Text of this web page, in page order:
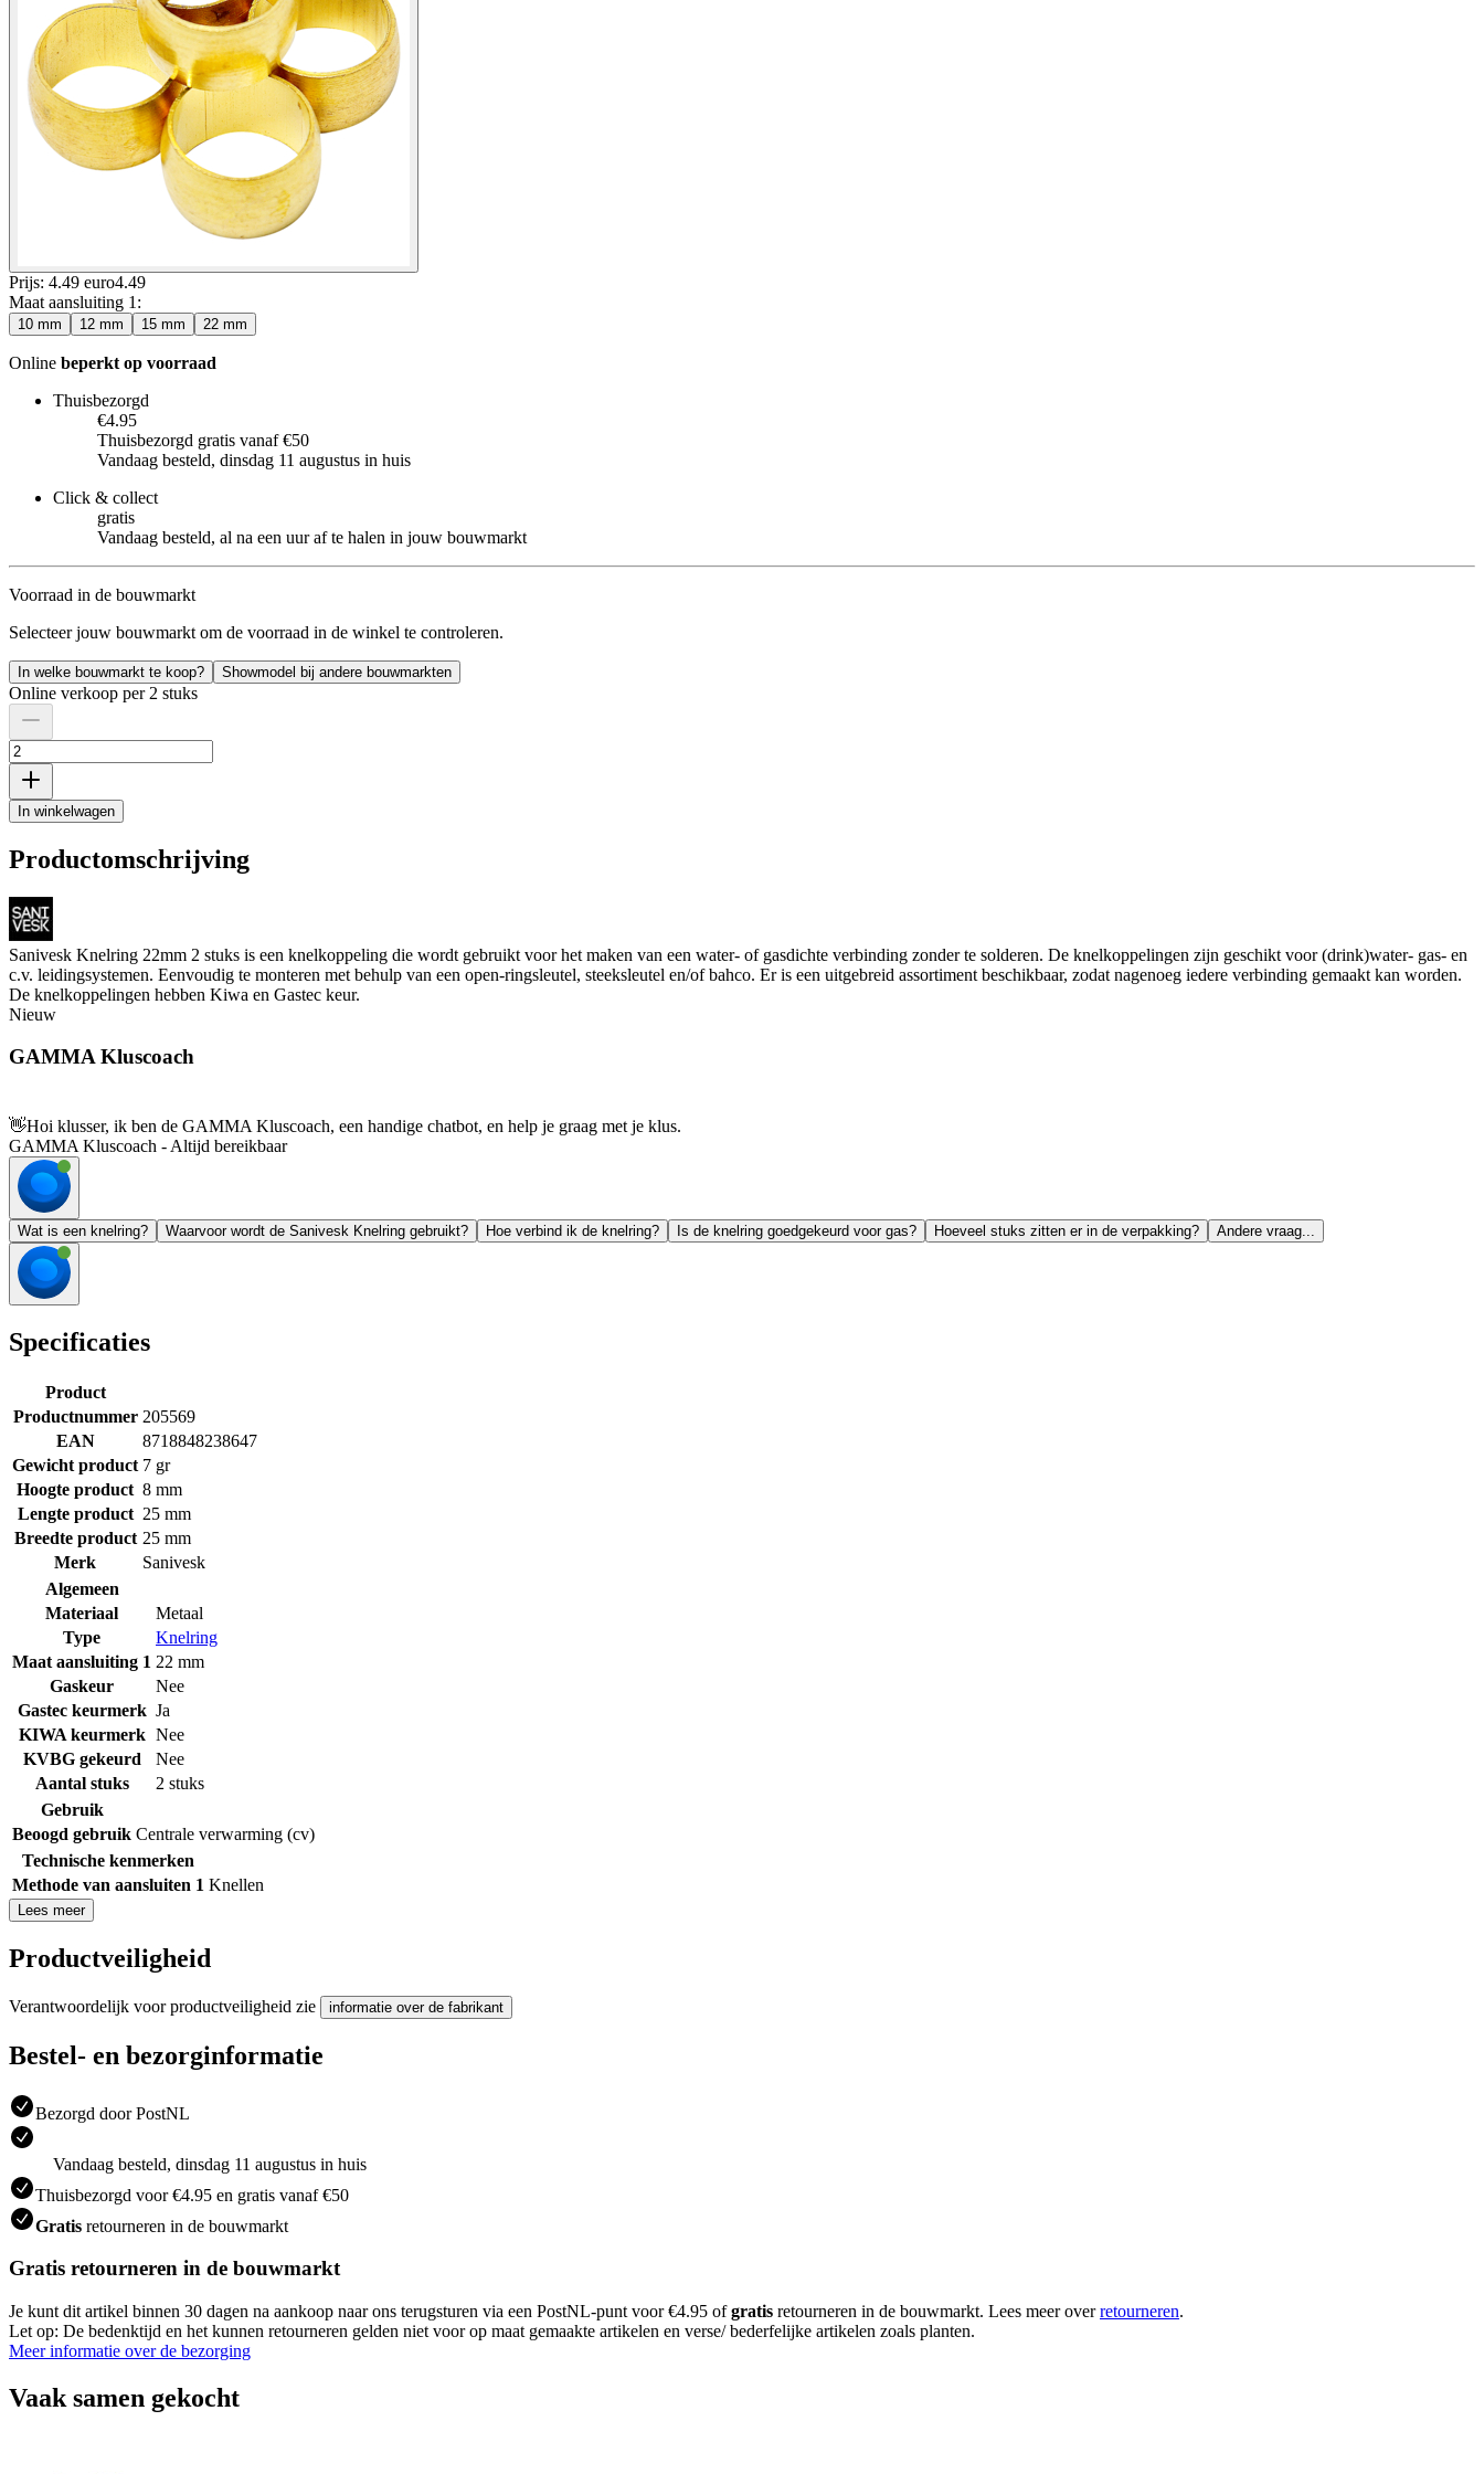
Prijs: 4.49 euro4.49
Maat aansluiting 1 :
10 mm 12 mm 15 mm 22 mm
Online beperkt op voorraad
Thuisbezorgd
€4.95
Thuisbezorgd gratis vanaf €50
Vandaag besteld, dinsdag 11 augustus in huis
Click & collect
gratis
Vandaag besteld, al na een uur af te halen in jouw bouwmarkt
Voorraad in de bouwmarkt
Selecteer jouw bouwmarkt om de voorraad in de winkel te controleren.
In welke bouwmarkt te koop? Showmodel bij andere bouwmarkten
Online verkoop per 2 stuks
In winkelwagen
Productomschrijving
Sanivesk Knelring 22mm 2 stuks is een knelkoppeling die wordt gebruikt voor het maken van een water- of gasdichte verbinding zonder te solderen. De knelkoppelingen zijn geschikt voor (drink)water- gas- en
c.v. leidingsystemen. Eenvoudig te monteren met behulp van een open-ringsleutel, steeksleutel en/of bahco. Er is een uitgebreid assortiment beschikbaar, zodat nagenoeg iedere verbinding gemaakt kan worden.
De knelkoppelingen hebben Kiwa en Gastec keur.
Nieuw
GAMMA Kluscoach
👋Hoi klusser, ik ben de GAMMA Kluscoach, een handige chatbot, en help je graag met je klus.
GAMMA Kluscoach - Altijd bereikbaar
Wat is een knelring? Waarvoor wordt de Sanivesk Knelring gebruikt? Hoe verbind ik de knelring? Is de knelring goedgekeurd voor gas? Hoeveel stuks zitten er in de verpakking? Andere vraag...
Specificaties
Product
Productnummer 205569
EAN
8718848238647
Gewicht product 7 gr
Hoogte product 8 mm
Lengte product 25 mm
Breedte product 25 mm
Merk
Sanivesk
Algemeen
Materiaal
Metaal
Type
Knelring
Maat aansluiting 1 22 mm
Gaskeur
Nee
Gastec keurmerk Ja
KIWA keurmerk Nee
KVBG gekeurd
Nee
Aantal stuks
2 stuks
Gebruik
Beoogd gebruik Centrale verwarming (cv)
Technische kenmerken
Methode van aansluiten 1 Knellen
Lees meer
Productveiligheid
Verantwoordelijk voor productveiligheid zie informatie over de fabrikant
Bestel- en bezorginformatie
Bezorgd door PostNL
Vandaag besteld, dinsdag 11 augustus in huis
Thuisbezorgd voor €4.95 en gratis vanaf €50
Gratis retourneren in de bouwmarkt
Gratis retourneren in de bouwmarkt
Je kunt dit artikel binnen 30 dagen na aankoop naar ons terugsturen via een PostNL-punt voor €4.95 ofgratis retourneren in de bouwmarkt. Lees meer overretourneren.
Let op: De bedenktijd en het kunnen retourneren gelden niet voor op maat gemaakte artikelen en verse/ bederfelijke artikelen zoals planten.
Meer informatie over de bezorging
Vaak samen gekocht